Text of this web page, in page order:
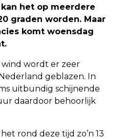
het op meerdere
graden worden. Maar
komt woensdag
wordt er zeer
geblazen. In
uitbundig schijnende
daardoor behoorlijk
rond deze tijd zo’n 13